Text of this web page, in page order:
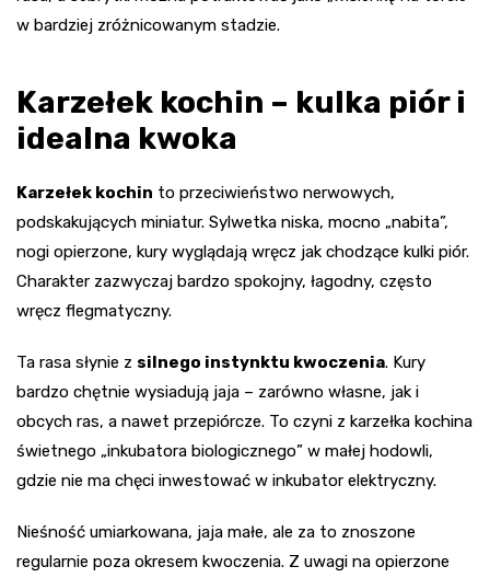
w bardziej zróżnicowanym stadzie.
Karzełek kochin – kulka piór i
idealna kwoka
Karzełek kochin to przeciwieństwo nerwowych,
podskakujących miniatur. Sylwetka niska, mocno „nabita”,
nogi opierzone, kury wyglądają wręcz jak chodzące kulki piór.
Charakter zazwyczaj bardzo spokojny, łagodny, często
wręcz flegmatyczny.
Ta rasa słynie z silnego instynktu kwoczenia. Kury
bardzo chętnie wysiadują jaja – zarówno własne, jak i
obcych ras, a nawet przepiórcze. To czyni z karzełka kochina
świetnego „inkubatora biologicznego” w małej hodowli,
gdzie nie ma chęci inwestować w inkubator elektryczny.
Nieśność umiarkowana, jaja małe, ale za to znoszone
regularnie poza okresem kwoczenia. Z uwagi na opierzone